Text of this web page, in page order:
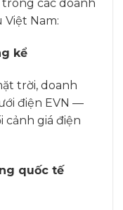
các doanh
Nam:
kể
trời, doanh
điện EVN —
giá điện
quốc tế